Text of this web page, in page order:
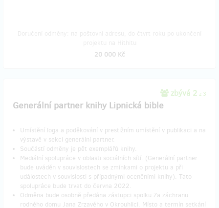
20 000 Kč
zbývá 2 z 3
Generální partner knihy Lipnická bible
Umístění loga a poděkování v prestižním umístění v publikaci a na
výstavě v sekci generální partner.
Součástí odměny je pět exemplářů knihy.
Mediální spolupráce v oblasti sociálních sítí. (Generální partner
bude uváděn v souvislostech se zmínkami o projektu a při
událostech v souvislosti s případnými oceněními knihy). Tato
spolupráce bude trvat do června 2022.
Odměna bude osobně předána zástupci spolku Za záchranu
rodného domu Jana Zrzavého v Okrouhlici. Místo a termín setkání